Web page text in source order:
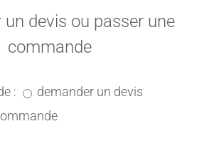
un devis ou passer une
commande
:
demander un devis